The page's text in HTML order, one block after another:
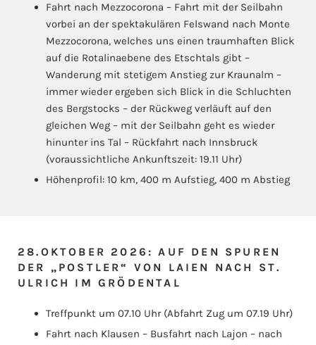
Fahrt nach Mezzocorona – Fahrt mit der Seilbahn
vorbei an der spektakulären Felswand nach Monte
Mezzocorona, welches uns einen traumhaften Blick
auf die Rotalinaebene des Etschtals gibt –
Wanderung mit stetigem Anstieg zur Kraunalm –
immer wieder ergeben sich Blick in die Schluchten
des Bergstocks – der Rückweg verläuft auf den
gleichen Weg – mit der Seilbahn geht es wieder
hinunter ins Tal – Rückfahrt nach Innsbruck
(voraussichtliche Ankunftszeit: 19.11 Uhr)
Höhenprofil: 10 km, 400 m Aufstieg, 400 m Abstieg
28.OKTOBER 2026: AUF DEN SPUREN
DER „POSTLER“ VON LAIEN NACH ST.
ULRICH IM GRÖDENTAL
Treffpunkt um 07.10 Uhr (Abfahrt Zug um 07.19 Uhr)
Fahrt nach Klausen – Busfahrt nach Lajon – nach